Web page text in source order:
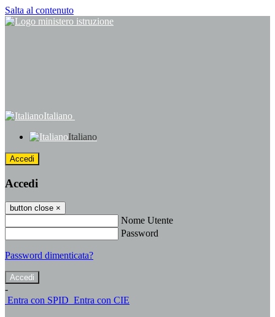
Salta al contenuto
Italiano
Italiano
Accedi
Accedi
button close ×
Nome Utente
Password
Password dimenticata?
-
Entra con SPID Entra con CIE